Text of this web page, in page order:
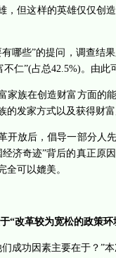
，但这样的英雄仅仅创
哪些”的提问，调查结
仁”(占总42.5%)。由
家族在创造财富方面的
的发家方式以及获得财
开放后，倡导一部分人
济奇迹”背后的真正
可以媲美。
“改革较为宽松的政策环
成功因素主要在于？”